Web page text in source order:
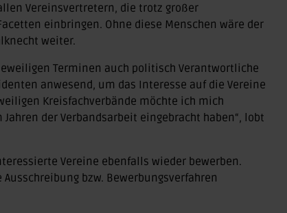
Vereinsvertretern, die trotz großer
einbringen. Ohne diese Menschen wäre der
weiter.
Terminen auch politisch Verantwortliche
anwesend, um das Interesse auf die Vereine
Kreisfachverbände möchte ich mich
der Verbandsarbeit eingebracht haben“, lobt
Vereine ebenfalls wieder bewerben.
bzw. Bewerbungsverfahren